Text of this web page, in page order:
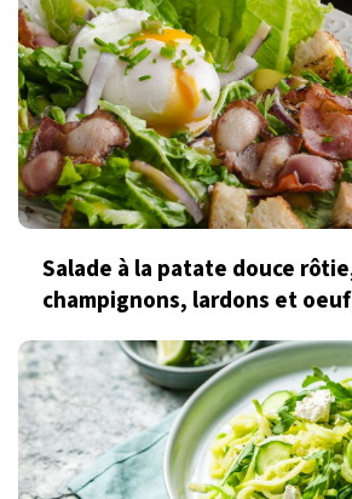
Salade à la patate douce
champignons, lardons et